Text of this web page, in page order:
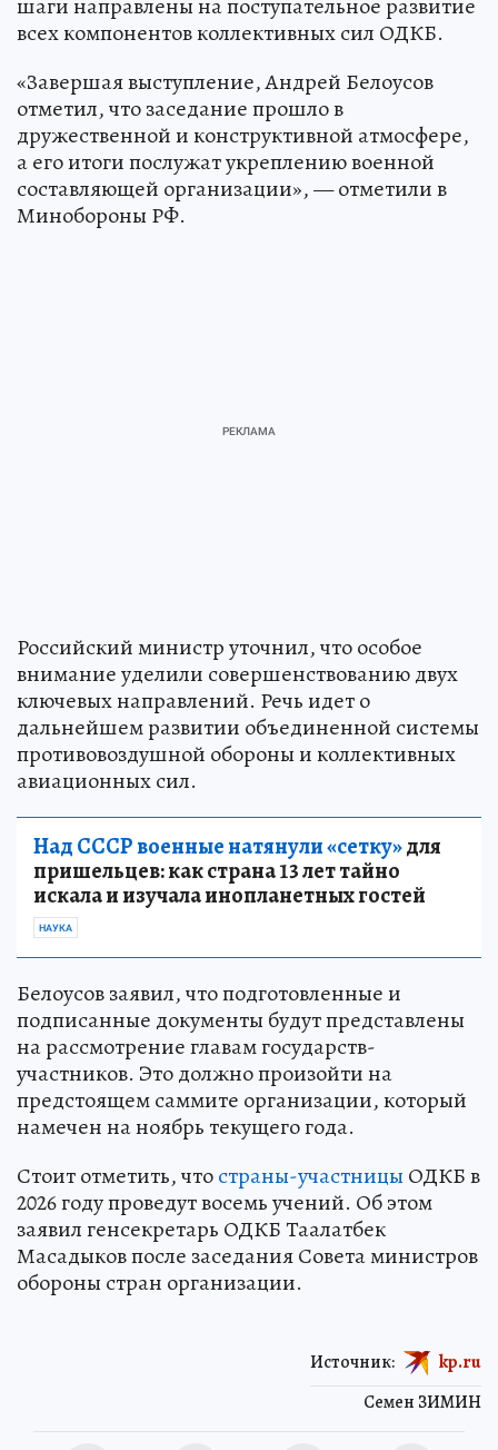
всех компонентов коллективных сил ОДКБ.
«Завершая выступление, Андрей Белоусов
отметил, что заседание прошло в
дружественной и конструктивной атмосфере,
а его итоги послужат укреплению военной
составляющей организации», — отметили в
Минобороны РФ.
Российский министр уточнил, что особое
внимание уделили совершенствованию двух
ключевых направлений. Речь идет о
дальнейшем развитии объединенной системы
противовоздушной обороны и коллективных
авиационных сил.
Над СССР военные натянули «сетку»для
пришельцев: как страна 13 лет тайно
искала и изучала инопланетных гостей
НАУКА
Белоусов заявил, что подготовленные и
подписанные документы будут представлены
на рассмотрение главам государств-
участников. Это должно произойти на
предстоящем саммите организации, который
намечен на ноябрь текущего года.
Стоит отметить, чтостраны-участницы ОДКБ в
2026 году проведут восемь учений. Об этом
заявил генсекретарь ОДКБ Таалатбек
Масадыков после заседания Совета министров
обороны стран организации.
Семен ЗИМИН
Источник: kp.ru